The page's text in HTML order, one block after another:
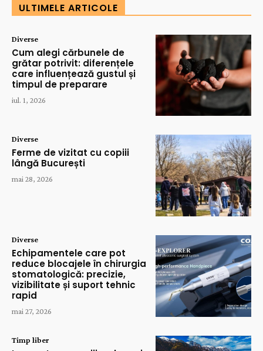
ULTIMELE ARTICOLE
Diverse
Cum alegi cărbunele de
grătar potrivit: diferențele
care influențează gustul și
timpul de preparare
iul. 1, 2026
Diverse
Ferme de vizitat cu copiii
lângă București
mai 28, 2026
Diverse
Echipamentele care pot
reduce blocajele în chirurgia
stomatologică: precizie,
vizibilitate și suport tehnic
rapid
mai 27, 2026
Timp liber